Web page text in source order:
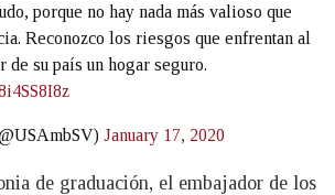
porque no hay nada más valioso que
Reconozco los riesgos que enfrentan al
de su país un hogar seguro.
January 17, 2020
de graduación, el embajador de los